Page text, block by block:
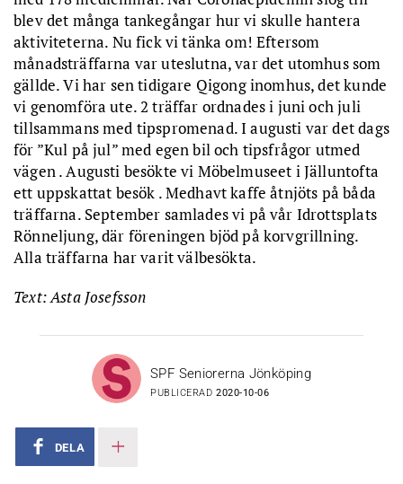
blev det många tankegångar hur vi skulle hantera
aktiviteterna. Nu fick vi tänka om! Eftersom
månadsträffarna var uteslutna, var det utomhus som
gällde. Vi har sen tidigare Qigong inomhus, det kunde
vi genomföra ute. 2 träffar ordnades i juni och juli
tillsammans med tipspromenad. I augusti var det dags
för ”Kul på jul” med egen bil och tipsfrågor utmed
vägen . Augusti besökte vi Möbelmuseet i Jälluntofta
ett uppskattat besök . Medhavt kaffe åtnjöts på båda
träffarna. September samlades vi på vår Idrottsplats
Rönneljung, där föreningen bjöd på korvgrillning.
Alla träffarna har varit välbesökta.
Text: Asta Josefsson
SPF Seniorerna Jönköping
PUBLICERAD2020-10-06
DELA